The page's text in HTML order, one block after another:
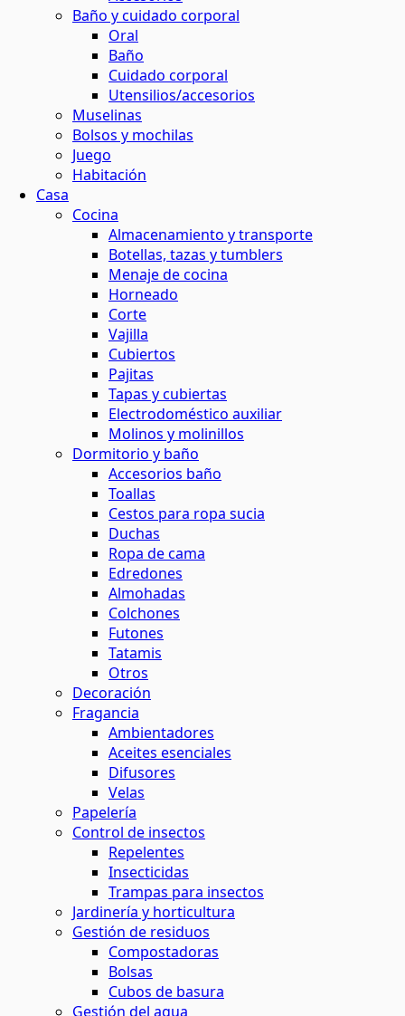
Baño y cuidado corporal
Oral
Baño
Cuidado corporal
Utensilios/accesorios
Muselinas
Bolsos y mochilas
Juego
Habitación
Casa
Cocina
Almacenamiento y transporte
Botellas, tazas y tumblers
Menaje de cocina
Horneado
Corte
Vajilla
Cubiertos
Pajitas
Tapas y cubiertas
Electrodoméstico auxiliar
Molinos y molinillos
Dormitorio y baño
Accesorios baño
Toallas
Cestos para ropa sucia
Duchas
Ropa de cama
Edredones
Almohadas
Colchones
Futones
Tatamis
Otros
Decoración
Fragancia
Ambientadores
Aceites esenciales
Difusores
Velas
Papelería
Control de insectos
Repelentes
Insecticidas
Trampas para insectos
Jardinería y horticultura
Gestión de residuos
Compostadoras
Bolsas
Cubos de basura
Gestión del agua